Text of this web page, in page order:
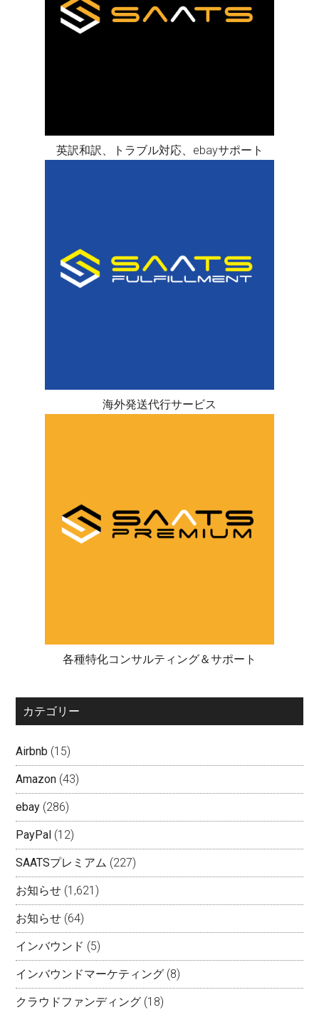
英訳和訳、トラブル対応、ebayサポート
海外発送代行サービス
各種特化コンサルティング＆サポート
カテゴリー
Airbnb (15)
Amazon (43)
ebay (286)
PayPal (12)
SAATSプレミアム (227)
お知らせ (1,621)
お知らせ (64)
インバウンド (5)
インバウンドマーケティング (8)
クラウドファンディング (18)